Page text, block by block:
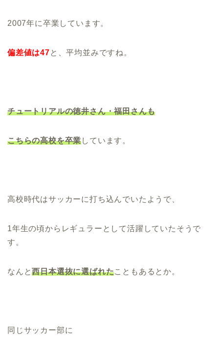
2007年に卒業しています。
偏差値は47と、平均並みですね。
チュートリアルの徳井さん・福田さんも
こちらの高校を卒業しています。
高校時代はサッカーに打ち込んでいたようで、
1年生の頃からレギュラーとして活躍していたそうで
す。
なんと西日本選抜に選ばれたこともあるとか。
同じサッカー部に